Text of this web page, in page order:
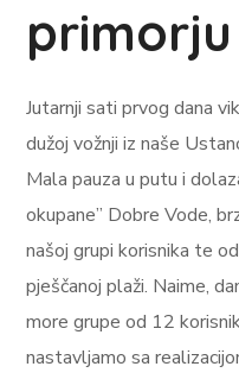
primorju
Jutarnji sati prvog dana
dužoj vožnji iz naše
Mala pauza u putu i
okupane” Dobre Vode,
našoj grupi korisnika te
pješčanoj plaži. Naime,
more grupe od 12
nastavljamo sa